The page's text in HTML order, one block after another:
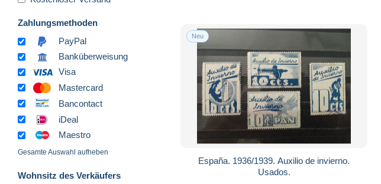
Zahlungsmethoden
PayPal
Banküberweisung
Visa
Mastercard
Bancontact
iDeal
Maestro
Gesamte Auswahl aufheben
Wohnsitz des Verkäufers
Neu
España. 1936/1939. Auxilio de invierno.
Usados.